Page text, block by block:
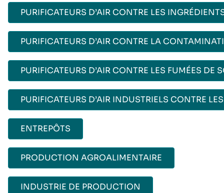
PURIFICATEURS D’AIR CONTRE LES
PURIFICATEURS D’AIR CONTRE LA
PURIFICATEURS D’AIR CONTRE LES FUMÉES DE
PURIFICATEURS D’AIR INDUSTRIELS CONTRE
ENTREPÔTS
PRODUCTION AGROALIMENTAIRE
INDUSTRIE DE PRODUCTION